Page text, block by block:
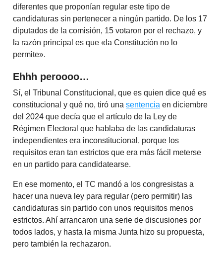
diferentes que proponían regular este tipo de
candidaturas sin pertenecer a ningún partido. De los 17
diputados de la comisión, 15 votaron por el rechazo, y
la razón principal es que «la Constitución no lo
permite».
Ehhh peroooo…
Sí, el Tribunal Constitucional, que es quien dice qué es
constitucional y qué no, tiró una sentencia en diciembre
del 2024 que decía que el artículo de la Ley de
Régimen Electoral que hablaba de las candidaturas
independientes era inconstitucional, porque los
requisitos eran tan estrictos que era más fácil meterse
en un partido para candidatearse.
En ese momento, el TC mandó a los congresistas a
hacer una nueva ley para regular (pero permitir) las
candidaturas sin partido con unos requisitos menos
estrictos. Ahí arrancaron una serie de discusiones por
todos lados, y hasta la misma Junta hizo su propuesta,
pero también la rechazaron.